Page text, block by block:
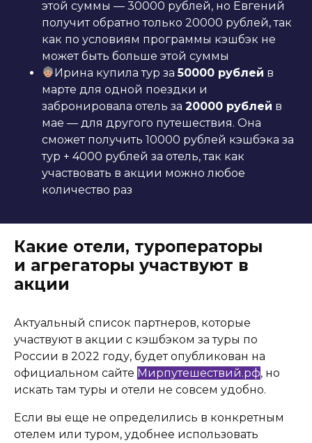
этой суммы — 30000 рублей, но Евгений
получит обратно только 20000 рублей, так
как по условиям программы кэшбэк не
может быть больше этой суммы
Ирина купила тур за50000 рублей в
марте для одной поездки и
забронировала отель за 20000 рублей в
мае — для другого путешествия. Она
сможет получить 10000 рублей кэшбэка за
тур + 4000 рублей за отель, так как
участвовать в акции можно любое
количество раз
Какие отели, туроператоры
и агрегаторы участвуют в
акции
Актуальный список партнеров, которые
участвуют в акции с кэшбэком за туры по
России в 2022 году, будет опубликован на
официальном сайте Мирпутешествий.рф, но
искать там туры и отели не совсем удобно.
Если вы еще не определились в конкретным
отелем или туром, удобнее использовать